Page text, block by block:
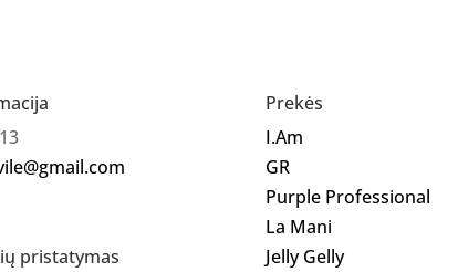
pristatymas
Prekės
I.Am
GR
Purple Professional
La Mani
Jelly Gelly